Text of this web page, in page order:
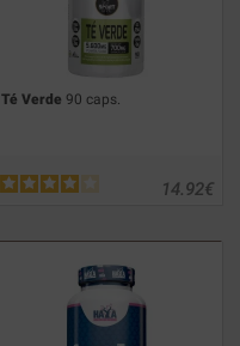
Té Verde 90 caps.
€
14.92